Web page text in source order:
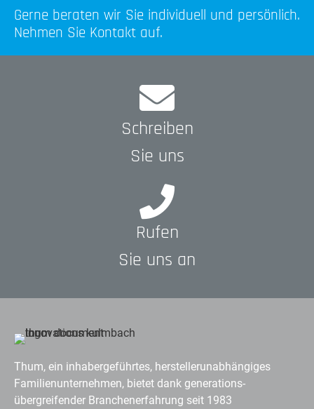
Gerne beraten wir Sie individuell und persönlich.
Nehmen Sie Kontakt auf.
Schreiben
Sie uns
Rufen
Sie uns an
Thum, ein inhabergeführtes, herstellerunabhängiges
Familienunternehmen, bietet dank generations-
übergreifender Branchenerfahrung seit 1983